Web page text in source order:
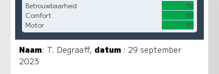
Betrouwbaarheid
10
Comfort
10
Motor
10
Naam: T. Degraaff, datum : 29 september
2023